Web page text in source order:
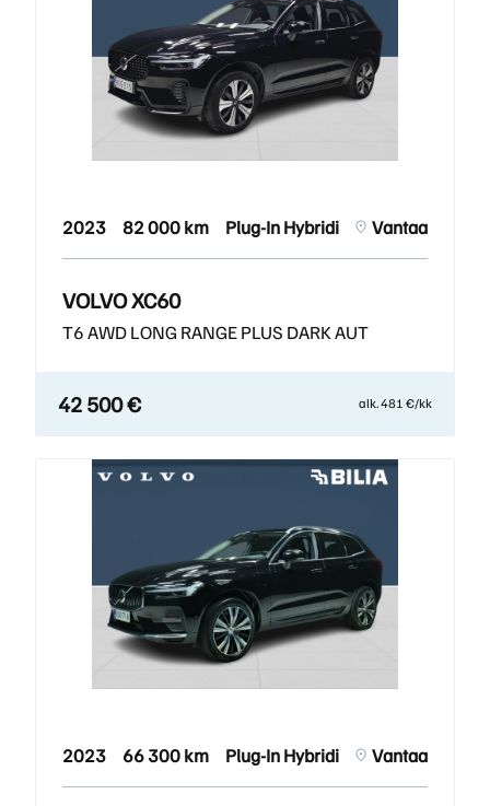
2023 82 000 km Plug-In Hybridi Vantaa
VOLVO XC60
T6 AWD LONG RANGE PLUS DARK AUT
42 500 € alk. 481 €/kk
2023 66 300 km Plug-In Hybridi Vantaa